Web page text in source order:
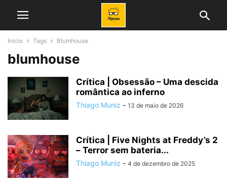
Início Tags Blumhouse
blumhouse
Crítica | Obsessão – Uma descida
romântica ao inferno
Thiago Muniz - 13 de maio de 2026
Crítica | Five Nights at Freddy’s 2
– Terror sem bateria...
Thiago Muniz - 4 de dezembro de 2025